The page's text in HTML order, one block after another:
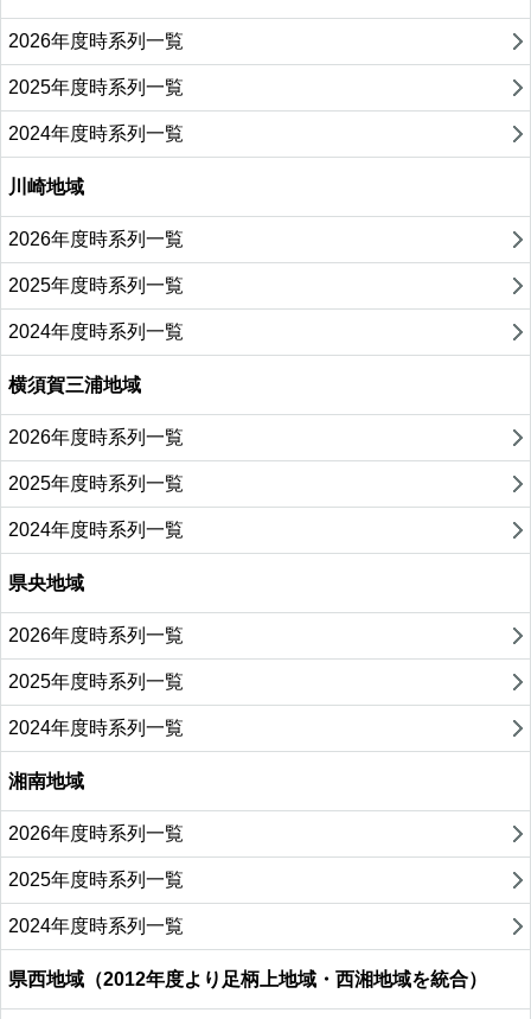
2026年度時系列一覧
2025年度時系列一覧
2024年度時系列一覧
川崎地域
2026年度時系列一覧
2025年度時系列一覧
2024年度時系列一覧
横須賀三浦地域
2026年度時系列一覧
2025年度時系列一覧
2024年度時系列一覧
県央地域
2026年度時系列一覧
2025年度時系列一覧
2024年度時系列一覧
湘南地域
2026年度時系列一覧
2025年度時系列一覧
2024年度時系列一覧
県西地域（2012年度より足柄上地域・西湘地域を統合）